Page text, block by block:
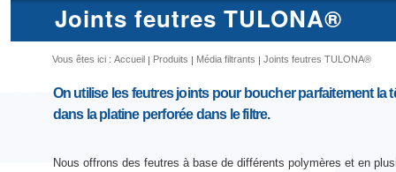
Joints feutres TULONA®
Vous êtes ici : Accueil Produits Média filtrants Joints feutres TULONA®
On utilise les feutres joints pour boucher parfaitement la
dans la platine perforée dans le filtre.
Nous offrons des feutres à base de différents polymères et en